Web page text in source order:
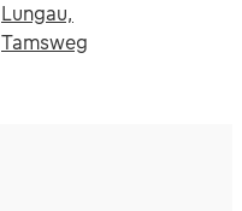
Lungau,
Tamsweg